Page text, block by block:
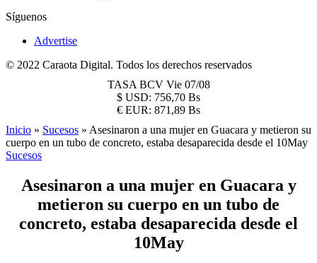
Síguenos
Advertise
© 2022 Caraota Digital. Todos los derechos reservados
TASA BCV Vie 07/08
$ USD: 756,70 Bs
€ EUR: 871,89 Bs
Inicio » Sucesos » Asesinaron a una mujer en Guacara y metieron su
cuerpo en un tubo de concreto, estaba desaparecida desde el 10May
Sucesos
Asesinaron a una mujer en Guacara y
metieron su cuerpo en un tubo de
concreto, estaba desaparecida desde el
10May